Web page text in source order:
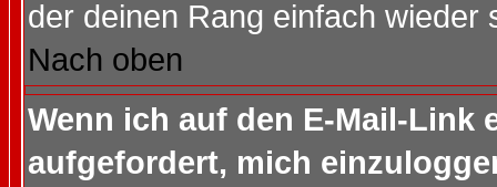
der deinen Rang einfach wieder
Nach oben
Wenn ich auf den E-Mail-Link
aufgefordert, mich